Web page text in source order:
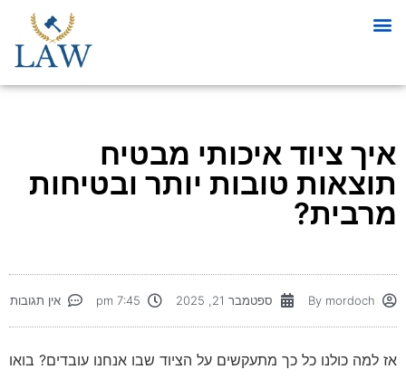
איך ציוד איכותי מבטיח
תוצאות טובות יותר ובטיחות
מרבית?
Bymordoch ספטמבר 21, 2025 7:45 pm אין תגובות
אז למה כולנו כל כך מתעקשים על הציוד שבו אנחנו עובדים? בואו